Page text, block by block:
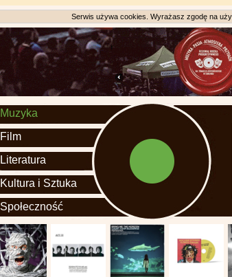
Serwis używa cookies. Wyrażasz zgodę na
Muzyka
Film
Literatura
Kultura i Sztuka
Społeczność